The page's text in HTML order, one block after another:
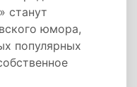
станут
юмора,
популярных